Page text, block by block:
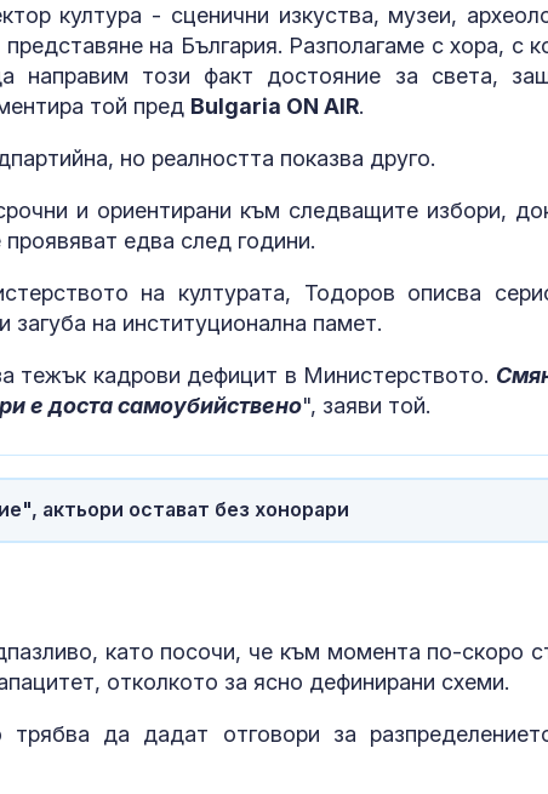
култура - сценични изкуства, музеи,
на България. Разполагаме с хора, с
този факт достояние за света,
той пред Bulgaria ON AIR.
но реалността показва друго.
и ориентирани към следващите избори,
едва след години.
на културата, Тодоров описва
на институционална памет.
тежък кадрови дефицит в Министерството.
е доста самоубийствено", заяви той.
актьори остават без хонорари
като посочи, че към момента по-скоро
отколкото за ясно дефинирани схеми.
да дадат отговори за